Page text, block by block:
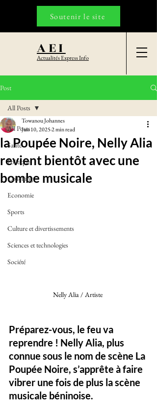
AEI
Actualités Express Info
Soutenir le site
Post
All Posts
Santé
Politique
Coaching
Economie
Sports
Culture et divertissements
Sciences et technologies
Société
All Posts
la Poupée Noire, Nelly Alia
revient bientôt avec une
bombe musicale
Towanou Johannes
Jun 10, 20252 min read
Nelly Alia / Artiste
Préparez-vous, le feu va
reprendre ! Nelly Alia, plus
connue sous le nom de scène La
Poupée Noire, s’apprête à faire
vibrer une fois de plus la scène
musicale béninoise.